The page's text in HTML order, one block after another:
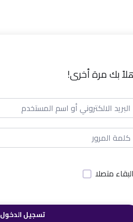
بك مرة أخرى!
متصلا
تسجيل الدخول